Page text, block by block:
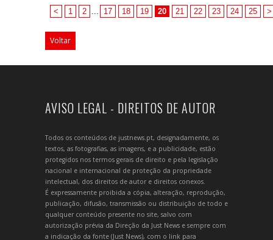
< 1 2 ... 17 18 19 20 21 22 23 24 25 >
Voltar
AVISO LEGAL - DIREITOS DE AUTOR
Todos os conteúdos de justnews.pt, designadamente, os
textos, as fotografias, as imagens, e a publicidade, estão
protegidos nos termos gerais de direito e pela legislação
nacional e internacional de proteção da propriedade
intelectual, dos direitos de autor e direitos conexos.
É expressamente proibida a cópia, alteração, reprodução,
publicação, difusão, transmissão ou distribuição de todo e
qualquer conteúdo presente no site, salvo com
autorização prévia da Direção da Just News e sempre com
a indicação da fonte (Just News), com o link para